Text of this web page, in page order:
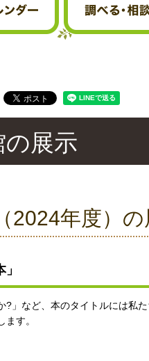
の展示
2024年度）
?」など、本のタイトルには私
す。